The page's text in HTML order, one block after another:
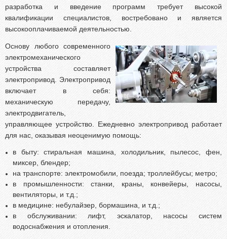
разработка и введение программ требует высокой
квалификации специалистов, востребовано и является
высокооплачиваемой деятельностью.
Основу любого современного
электромеханического
устройства составляет
электропривод. Электропривод
включает в себя:
механическую передачу,
электродвигатель,
управляющее устройство. Ежедневно электропривод работает
для нас, оказывая неоценимую помощь:
в быту: стиральная машина, холодильник, пылесос, фен,
миксер, блендер;
на транспорте: электромобили, поезда; троллейбусы; метро;
в промышленности: станки, краны, конвейеры, насосы,
вентиляторы, и т.д.;
в медицине: небулайзер, бормашина, и т.д.;
в обслуживании: лифт, эскалатор, насосы систем
водоснабжения и отопления.